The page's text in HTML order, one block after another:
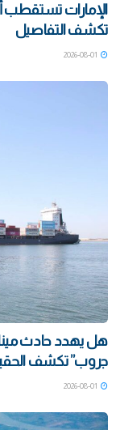
الإمارات تستقطب
تكشف التفاصيل
هل يهدد حادث
جروب” تكشف